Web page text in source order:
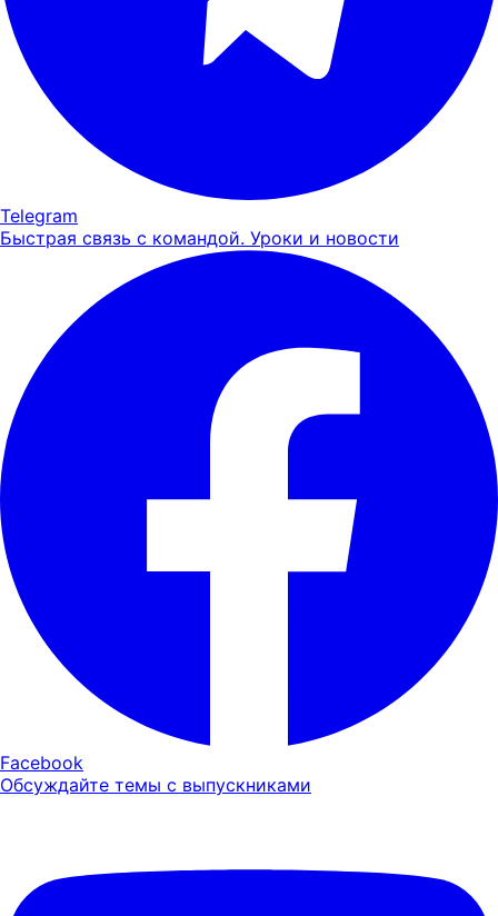
Telegram
Быстрая связь с командой. Уроки и новости
Facebook
Обсуждайте темы с выпускниками